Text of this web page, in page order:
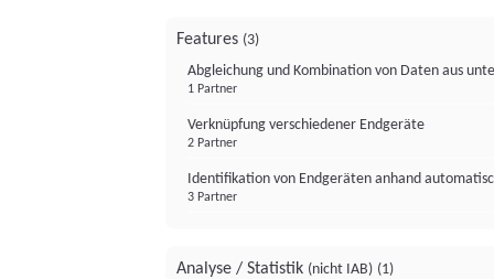
Features (3)
Abgleichung und Kombination von Daten aus
1 Partner
Verknüpfung verschiedener Endgeräte
2 Partner
Identifikation von Endgeräten anhand
3 Partner
Analyse / Statistik (nicht IAB) (1)